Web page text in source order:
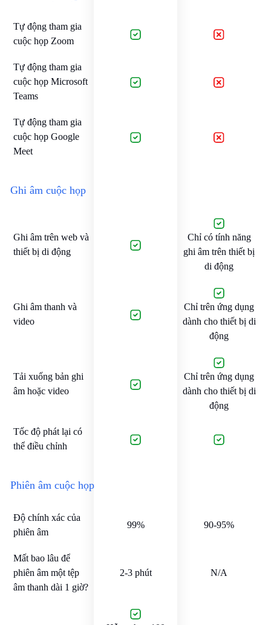
Tự động tham gia
cuộc họp Zoom
Tự động tham gia
cuộc họp Microsoft
Teams
Tự động tham gia
cuộc họp Google
Meet
Ghi âm cuộc họp
Ghi âm trên web và
thiết bị di động
Chỉ có tính năng
ghi âm trên thiết bị
di động
Ghi âm thanh và
video
Chỉ trên ứng dụng
dành cho thiết bị di
động
Tải xuống bản ghi
âm hoặc video
Chỉ trên ứng dụng
dành cho thiết bị di
động
Tốc độ phát lại có
thể điều chỉnh
Phiên âm cuộc họp
Độ chính xác của
phiên âm
99% 90-95%
Mất bao lâu để
phiên âm một tệp
âm thanh dài 1 giờ?
2-3 phút N/A